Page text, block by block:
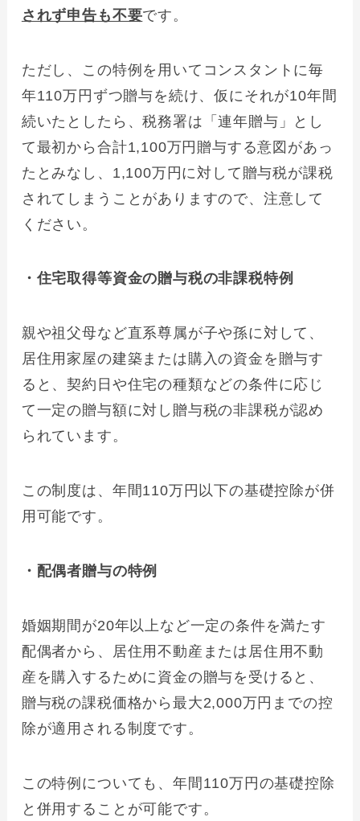
されず申告も不要です。
ただし、この特例を用いてコンスタントに毎
年110万円ずつ贈与を続け、仮にそれが10年間
続いたとしたら、税務署は「連年贈与」とし
て最初から合計1,100万円贈与する意図があっ
たとみなし、1,100万円に対して贈与税が課税
されてしまうことがありますので、注意して
ください。
・住宅取得等資金の贈与税の非課税特例
親や祖父母など直系尊属が子や孫に対して、
居住用家屋の建築または購入の資金を贈与す
ると、契約日や住宅の種類などの条件に応じ
て一定の贈与額に対し贈与税の非課税が認め
られています。
この制度は、年間110万円以下の基礎控除が併
用可能です。
・配偶者贈与の特例
婚姻期間が20年以上など一定の条件を満たす
配偶者から、居住用不動産または居住用不動
産を購入するために資金の贈与を受けると、
贈与税の課税価格から最大2,000万円までの控
除が適用される制度です。
この特例についても、年間110万円の基礎控除
と併用することが可能です。